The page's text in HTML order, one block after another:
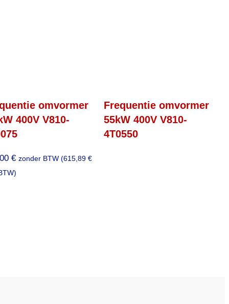
omvormer
400V V810-
€ zonder BTW (615,89 €
Frequentie omvormer
55kW 400V V810-
4T0550